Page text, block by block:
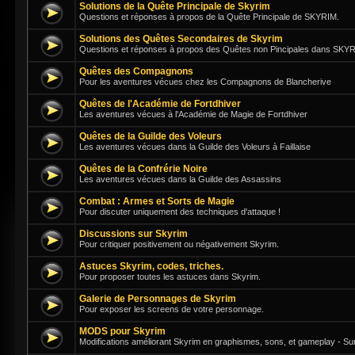
Solutions de la Quête Principale de Skyrim
Questions et réponses à propos de la Quête Principale de SKYRIM.
Solutions des Quêtes Secondaires de Skyrim
Questions et réponses à propos des Quêtes non Pincipales dans
Quêtes des Compagnons
Pour les aventures vécues chez les Compagnons de Blancherive
Quêtes de l'Académie de Fortdhiver
Les aventures vécues à l'Académie de Magie de Fortdhiver
Quêtes de la Guilde des Voleurs
Les aventures vécues dans la Guilde des Voleurs à Faillaise
Quêtes de la Confrérie Noire
Les aventures vécues dans la Guilde des Assassins
Combat : Armes et Sorts de Magie
Pour discuter uniquement des techniques d'attaque !
Discussions sur Skyrim
Pour critiquer positivement ou négativement Skyrim.
Astuces Skyrim, codes, triches.
Pour proposer toutes les astuces dans Skyrim.
Galerie de Personnages de Skyrim
Pour exposer les screens de votre personnage.
MODS pour Skyrim
Modifications améliorant Skyrim en graphismes, sons, et gameplay -